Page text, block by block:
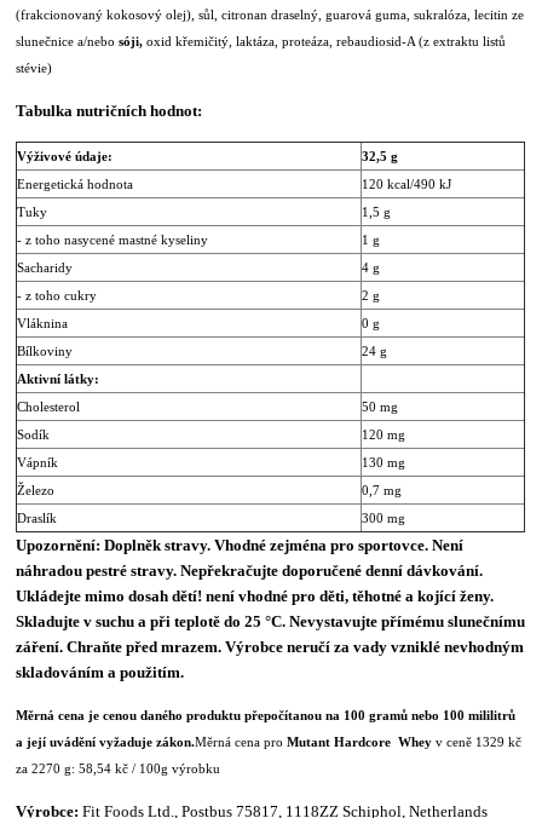
(frakcionovaný kokosový olej), sůl, citronan draselný, guarová guma, sukralóza, lecitin ze
slunečnice a/nebosóji, oxid křemičitý, laktáza, proteáza, rebaudiosid-A (z extraktu listů
stévie)
Tabulka nutričních hodnot:
Výživové údaje:
32,5 g
Energetická hodnota
120 kcal/490 kJ
Tuky
1,5 g
- z toho nasycené mastné kyseliny
1 g
Sacharidy
4 g
- z toho cukry
2 g
Vláknina
0 g
Bílkoviny
24 g
Aktivní látky:
Cholesterol
50 mg
Sodík
120 mg
Vápník
130 mg
Železo
0,7 mg
Draslík
300 mg
Upozornění: Doplněk stravy. Vhodné zejména pro sportovce. Není
náhradou pestré stravy. Nepřekračujte doporučené denní dávkování.
Ukládejte mimo dosah dětí! není vhodné pro děti, těhotné a kojící ženy.
Skladujte v suchu a při teplotě do 25 °C. Nevystavujte přímému slunečnímu
záření. Chraňte před mrazem. Výrobce neručí za vady vzniklé nevhodným
skladováním a použitím.
Měrná cena je cenou daného produktu přepočítanou na 100 gramů nebo 100 mililitrů
a její uvádění vyžaduje zákon.Měrná cena proMutant Hardcore Wheyv ceně 1329 kč
za 2270 g: 58,54 kč / 100g výrobku
Výrobce:Fit Foods Ltd., Postbus 75817, 1118ZZ Schiphol, Netherlands